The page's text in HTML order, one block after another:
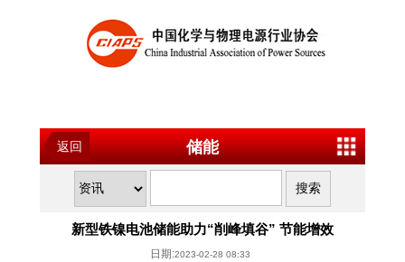
返回 储能
新型铁镍电池储能助力“削峰填谷” 节能增效
日期:2023-02-28 08:33